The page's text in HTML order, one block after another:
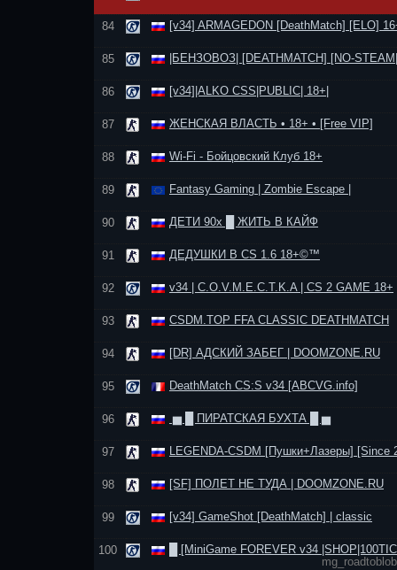
84 [v34] ARMAGEDON [DeathMatch] [ELO]
85 |БЕНЗОВОЗ| [DEATHMATCH] [NO-
86 [v34]|ALKO CSS|PUBLIC| 18+|
87 ЖЕНСКАЯ ВЛАСТЬ • 18+ • [Free VIP]
88 Wi-Fi - Бойцовский Клуб 18+
89 Fantasy Gaming | Zombie Escape |
90 ДЕТИ 90х █ ЖИТЬ В КАЙФ
91 ДЕДУШКИ В CS 1.6 18+©™
92 v34 | C.O.V.M.E.C.T.K.A | CS 2 GAME 18+
93 CSDM.TOP FFA CLASSIC DEATHMATCH
94 [DR] АДСКИЙ ЗАБЕГ | DOOMZONE.RU
95 DeathMatch CS:S v34 [ABCVG.info]
96 ▅ █ ПИРАТСКАЯ БУХТА █ ▅
97 LEGENDA-CSDM [Пушки+Лазеры] [Since
98 [SF] ПОЛЕТ НЕ ТУДА | DOOMZONE.RU
99 [v34] GameShot [DeathMatch] | classic
100
█ [MiniGame FOREVER v34